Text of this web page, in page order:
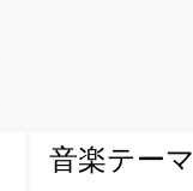
音楽テーマ